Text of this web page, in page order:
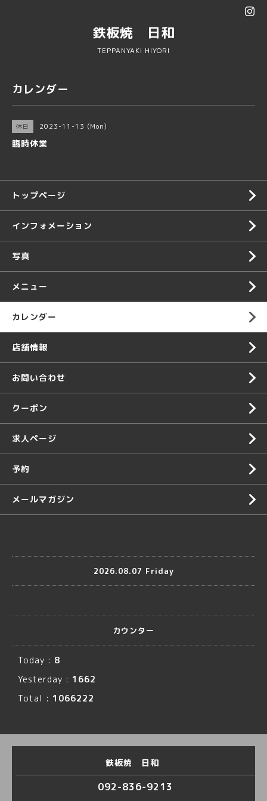
鉄板焼 日和
TEPPANYAKI HIYORI
カレンダー
休日 2023-11-13 (Mon)
臨時休業
トップページ
インフォメーション
写真
メニュー
カレンダー
店舗情報
お問い合わせ
クーポン
求人ページ
予約
メールマガジン
2026.08.07 Friday
カウンター
Today : 8
Yesterday : 1662
Total : 1066222
鉄板焼 日和
092-836-9213